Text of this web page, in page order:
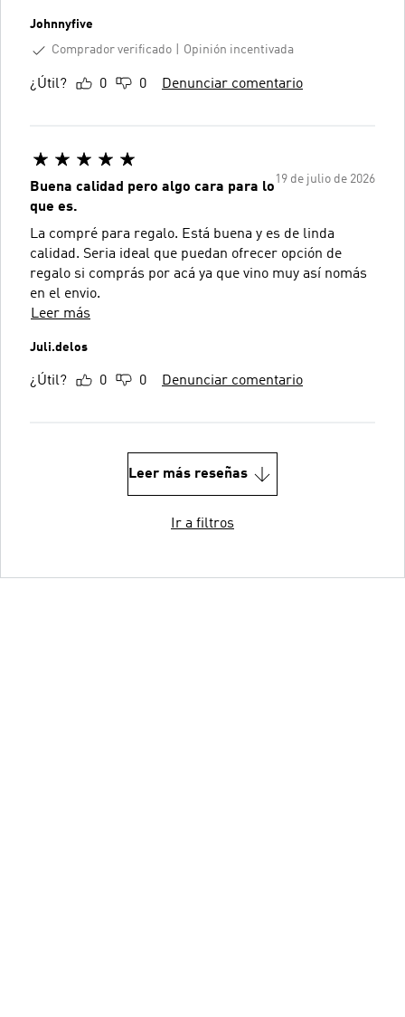
Johnnyfive
Comprador verificado
Opinión incentivada
¿Útil? 0 0 Denunciar comentario
19 de julio de 2026
Buena calidad pero algo cara para lo
que es.
La compré para regalo. Está buena y es de linda
calidad. Seria ideal que puedan ofrecer opción de
regalo si comprás por acá ya que vino muy así nomás
en el envio.
Leer más
Juli.delos
¿Útil? 0 0 Denunciar comentario
Leer más reseñas
Ir a filtros